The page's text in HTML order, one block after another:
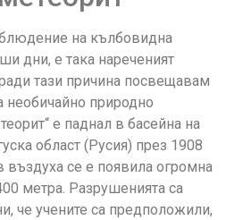
на кълбовидна
дни, е така нареченият
тази причина посвещавам
необичайно природно
е паднал в басейна на
област (Русия) през 1908
се е появила огромна
метра. Разрушенията са
че учените са предположили,